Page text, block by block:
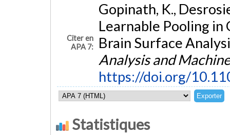
Citer en
APA 7:
Gopinath, K.,
Learnable Pooling
Brain Surface
Analysis and
https://doi.org/
Statistiques